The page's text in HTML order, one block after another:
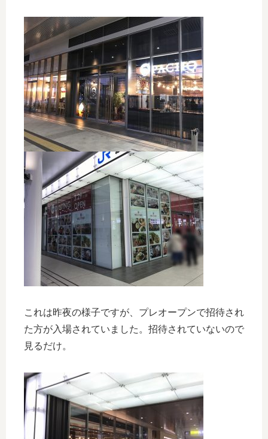
これは昨夜の様子ですが、プレオープンで招待され
た方が入場されていました。招待されていないので
見るだけ。